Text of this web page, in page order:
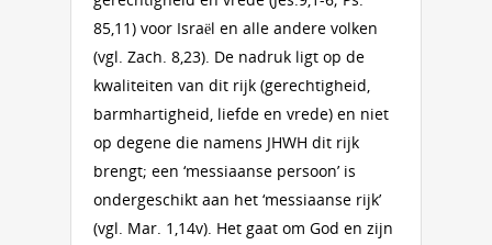
85,11) voor Israël en alle andere volken
(vgl. Zach. 8,23). De nadruk ligt op de
kwaliteiten van dit rijk (gerechtigheid,
barmhartigheid, liefde en vrede) en niet
op degene die namens JHWH dit rijk
brengt; een ‘messiaanse persoon’ is
ondergeschikt aan het ‘messiaanse rijk’
(vgl. Mar. 1,14v). Het gaat om God en zijn